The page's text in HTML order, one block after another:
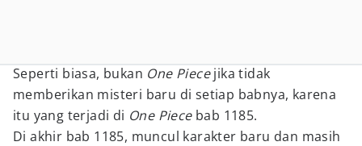
Seperti biasa, bukan One Piecejika tidak
memberikan misteri baru di setiap babnya, karena
itu yang terjadi di One Piece bab 1185.
Di akhir bab 1185, muncul karakter baru dan masih